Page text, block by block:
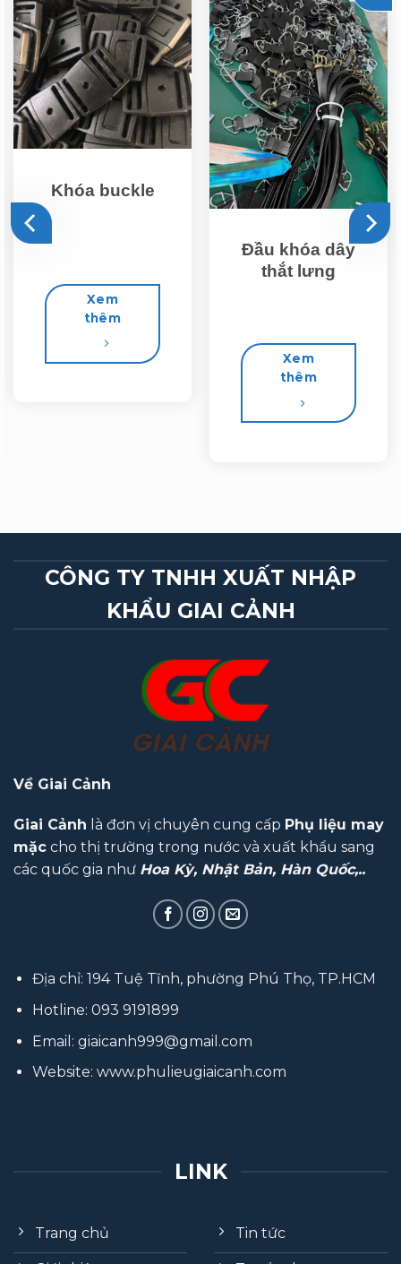
Khóa buckle
Xem
thêm
Đầu khóa dây
thắt lưng
Xem
thêm
CÔNG TY TNHH XUẤT NHẬP
KHẨU GIAI CẢNH
Về Giai Cảnh
Giai Cảnh là đơn vị chuyên cung cấp Phụ liệu may
mặc cho thị trường trong nước và xuất khẩu sang
các quốc gia như Hoa Kỳ, Nhật Bản, Hàn Quốc,..
Địa chỉ: 194 Tuệ Tĩnh, phường Phú Thọ, TP.HCM
Hotline: 093 9191899
Email: giaicanh999@gmail.com
Website: www.phulieugiaicanh.com
LINK
Trang chủ Tin tức